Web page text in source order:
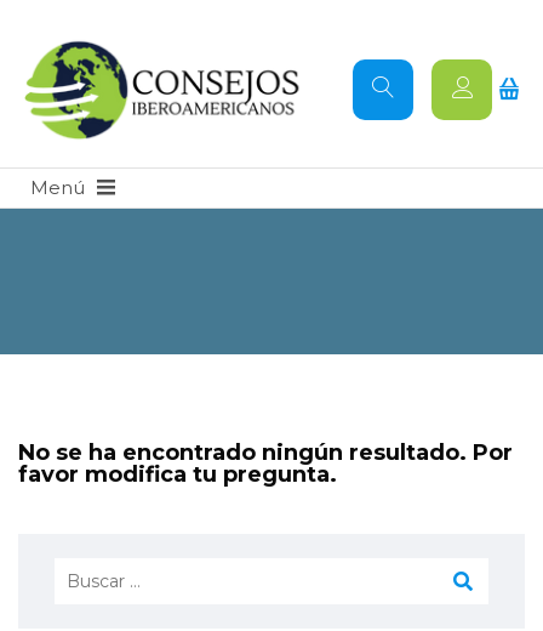
No se ha encontrado ningún resultado. Por
favor modifica tu pregunta.
Buscar: